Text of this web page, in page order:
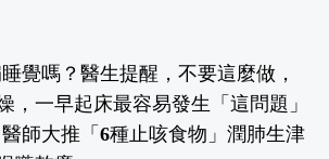
覺嗎？醫生提醒，不要這麼做，
，一早起床最容易發生「這問題」
師大推「6種止咳食物」潤肺生津